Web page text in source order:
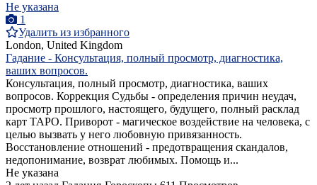
Не указана
1
Удалить из избранного
London, United Kingdom
Гадание - Консультация, полный просмотр, диагностика,
ваших вопросов.
Консультация, полный просмотр, диагностика, ваших
вопросов. Коррекция Судьбы - определения причин неудач,
просмотр прошлого, настоящего, будущего, полный расклад
карт ТАРО. Приворот - магическое воздействие на человека, с
целью вызвать у него любовную привязанность.
Восстановление отношений - предотвращения скандалов,
недопонимание, возврат любимых. Помощь и...
Не указана